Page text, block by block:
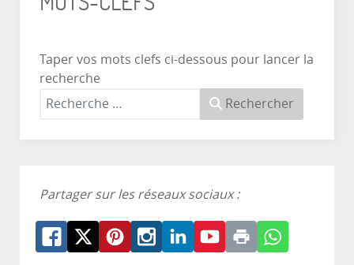
Taper vos mots clefs ci-dessous pour lancer la
recherche
Rechercher
Partager sur les réseaux sociaux :